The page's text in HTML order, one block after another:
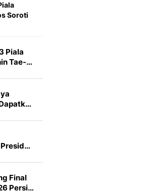
Soroti
Piala
Tae-…
Final
Persi…